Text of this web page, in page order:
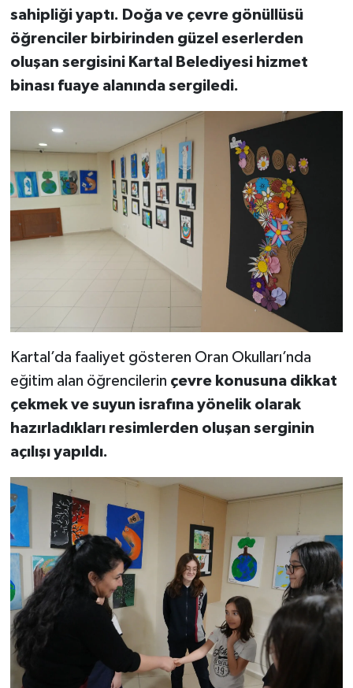
sahipliği yaptı. Doğa ve çevre gönüllüsü
öğrenciler birbirinden güzel eserlerden
oluşan sergisini Kartal Belediyesi hizmet
binası fuaye alanında sergiledi.
Kartal’da faaliyet gösteren Oran Okulları’nda
eğitim alan öğrencilerin çevre konusuna dikkat
çekmek ve suyun israfına yönelik olarak
hazırladıkları resimlerden oluşan serginin
açılışı yapıldı.